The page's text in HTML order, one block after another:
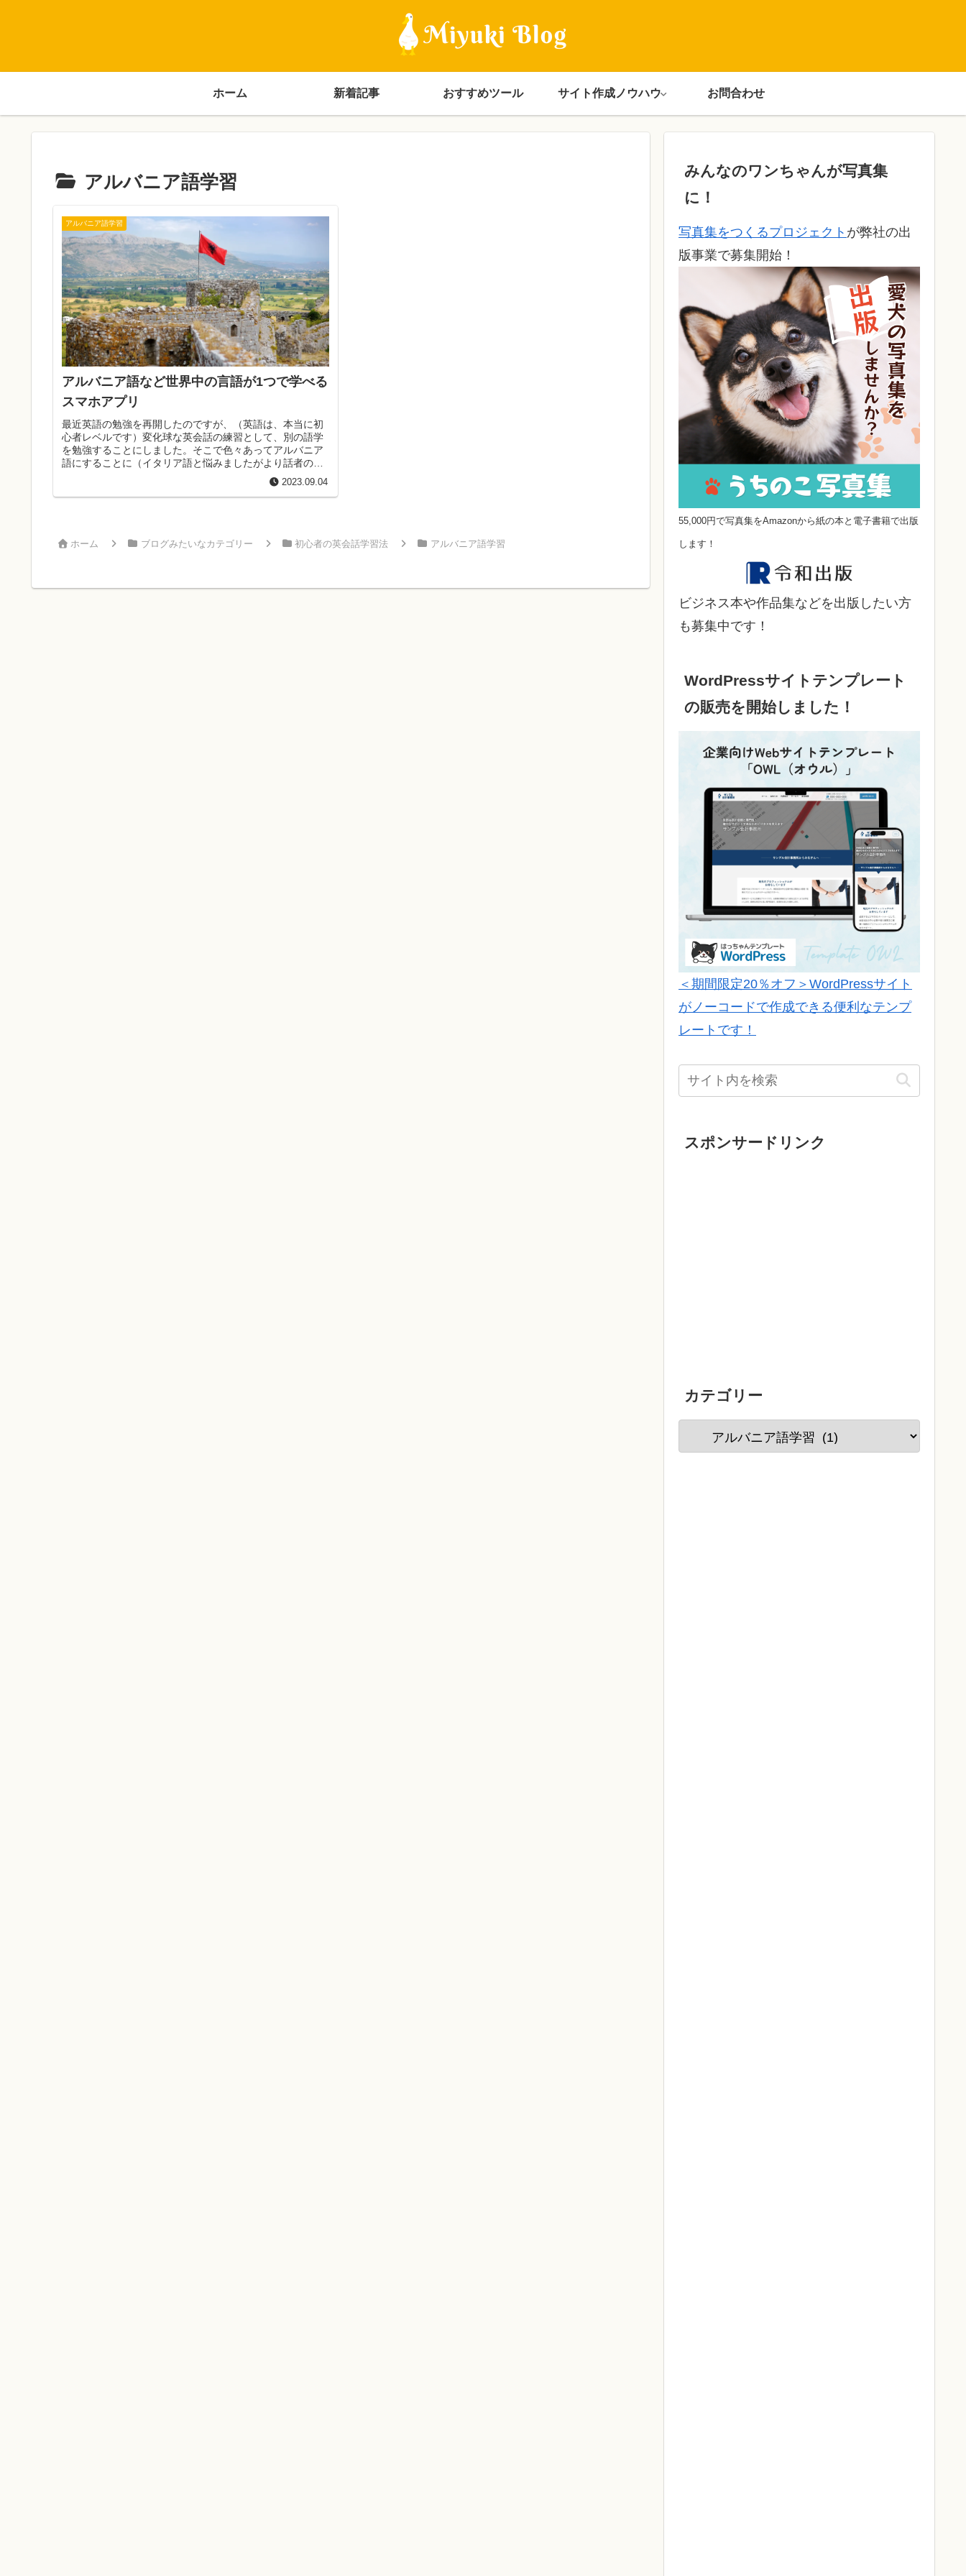
ホーム 新着記事 おすすめツール サイト作成ノウハウ お問合わせ
アルバニア語学習
アルバニア語学習
アルバニア語など世界中の言語が1つで学べる
スマホアプリ
最近英語の勉強を再開したのですが、（英語は、本当に初
心者レベルです）変化球な英会話の練習として、別の語学
を勉強することにしました。そこで色々あってアルバニア
語にすることに（イタリア語と悩みましたがより話者の少
2023.09.04
ホーム ブログみたいなカテゴリー 初心者の英会話学習法 アルバニア語学習
みんなのワンちゃんが写真集
に！
写真集をつくるプロジェクト が弊社の出
版事業で募集開始！
55,000円で写真集をAmazonから紙の本と電子書籍で出版
します！
ビジネス本や作品集などを出版したい方
も募集中です！
WordPressサイトテンプレート
の販売を開始しました！
＜期間限定20％オフ＞WordPressサイト
がノーコードで作成できる便利なテンプ
レートです！
スポンサードリンク
カテゴリー